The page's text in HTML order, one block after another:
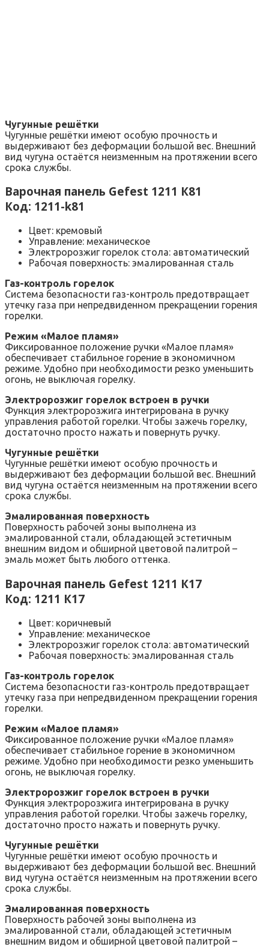
Чугунные решётки
Чугунные решётки имеют особую прочность и
выдерживают без деформации большой вес. Внешний
вид чугуна остаётся неизменным на протяжении всего
срока службы.
Варочная панель Gefest 1211 К81
Код: 1211-k81
Цвет: кремовый
Управление: механическое
Электророзжиг горелок стола: автоматический
Рабочая поверхность: эмалированная сталь
Газ-контроль горелок
Система безопасности газ-контроль предотвращает
утечку газа при непредвиденном прекращении горения
горелки.
Режим «Малое пламя»
Фиксированное положение ручки «Малое пламя»
обеспечивает стабильное горение в экономичном
режиме. Удобно при необходимости резко уменьшить
огонь, не выключая горелку.
Электророзжиг горелок встроен в ручки
Функция электророзжига интегрирована в ручку
управления работой горелки. Чтобы зажечь горелку,
достаточно просто нажать и повернуть ручку.
Чугунные решётки
Чугунные решётки имеют особую прочность и
выдерживают без деформации большой вес. Внешний
вид чугуна остаётся неизменным на протяжении всего
срока службы.
Эмалированная поверхность
Поверхность рабочей зоны выполнена из
эмалированной стали, обладающей эстетичным
внешним видом и обширной цветовой палитрой –
эмаль может быть любого оттенка.
Варочная панель Gefest 1211 К17
Код: 1211 К17
Цвет: коричневый
Управление: механическое
Электророзжиг горелок стола: автоматический
Рабочая поверхность: эмалированная сталь
Газ-контроль горелок
Система безопасности газ-контроль предотвращает
утечку газа при непредвиденном прекращении горения
горелки.
Режим «Малое пламя»
Фиксированное положение ручки «Малое пламя»
обеспечивает стабильное горение в экономичном
режиме. Удобно при необходимости резко уменьшить
огонь, не выключая горелку.
Электророзжиг горелок встроен в ручки
Функция электророзжига интегрирована в ручку
управления работой горелки. Чтобы зажечь горелку,
достаточно просто нажать и повернуть ручку.
Чугунные решётки
Чугунные решётки имеют особую прочность и
выдерживают без деформации большой вес. Внешний
вид чугуна остаётся неизменным на протяжении всего
срока службы.
Эмалированная поверхность
Поверхность рабочей зоны выполнена из
эмалированной стали, обладающей эстетичным
внешним видом и обширной цветовой палитрой –